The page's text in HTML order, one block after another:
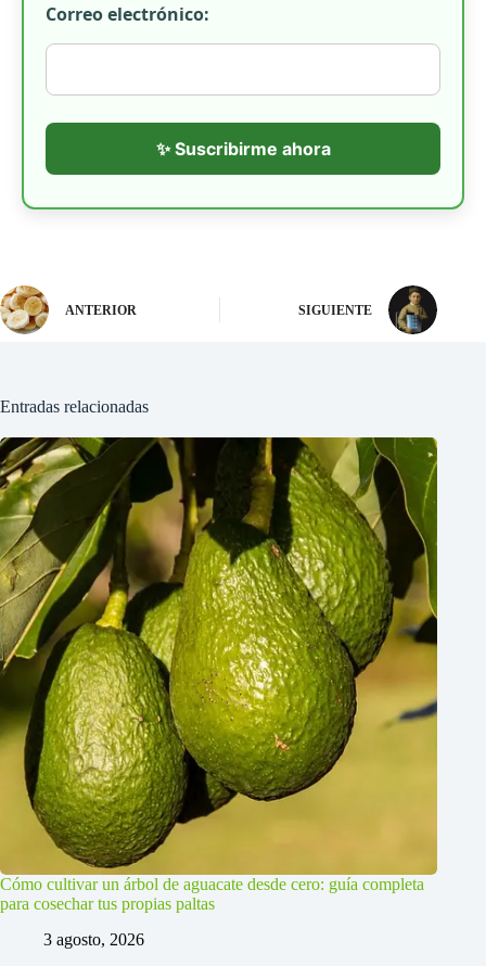
Correo electrónico:
✨ Suscribirme ahora
ANTERIOR SIGUIENTE
Entradas relacionadas
Cómo cultivar un árbol de aguacate desde cero: guía completa
para cosechar tus propias paltas
3 agosto, 2026